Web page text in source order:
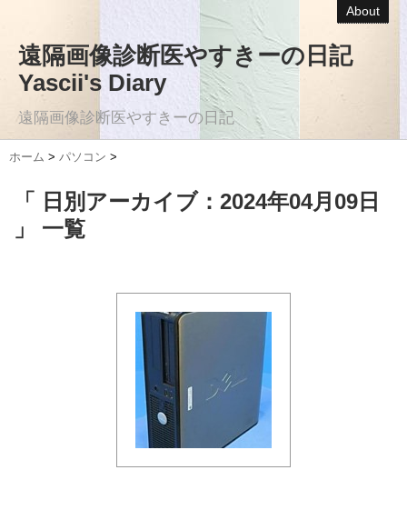
About
遠隔画像診断医やすきーの日記
Yascii's Diary
遠隔画像診断医やすきーの日記
ホーム > パソコン >
「 日別アーカイブ：2024年04月09日
」 一覧